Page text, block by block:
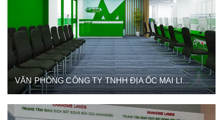
VĂN PHÒNG CÔNG TY TNHH ĐỊA ỐC MAI LINH